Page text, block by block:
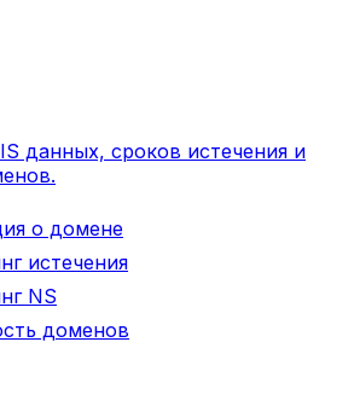
данных, сроков истечения и
о домене
истечения
NS
доменов